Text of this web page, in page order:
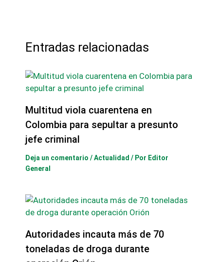
Entradas relacionadas
Multitud viola cuarentena en
Colombia para sepultar a presunto
jefe criminal
Deja un comentario /Actualidad / Por Editor
General
Autoridades incauta más de 70
toneladas de droga durante